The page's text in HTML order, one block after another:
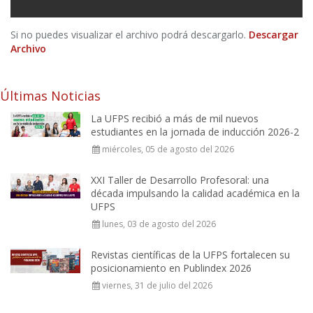
Si no puedes visualizar el archivo podrá descargarlo. Descargar
Archivo
Últimas Noticias
La UFPS recibió a más de mil nuevos
estudiantes en la jornada de inducción 2026-2
miércoles, 05 de agosto del 2026
XXI Taller de Desarrollo Profesoral: una
década impulsando la calidad académica en la
UFPS
lunes, 03 de agosto del 2026
Revistas científicas de la UFPS fortalecen su
posicionamiento en Publindex 2026
viernes, 31 de julio del 2026